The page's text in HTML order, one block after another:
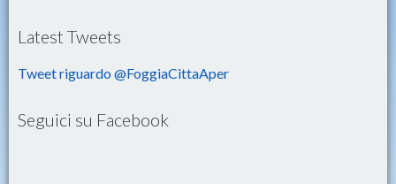
Latest Tweets
Tweet riguardo @FoggiaCittaAper
Seguici su Facebook